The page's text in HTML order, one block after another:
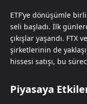
ETF’ye dönüşümle
seli başladı. İlk
çıkışlar yaşandı.
şirketlerinin de
hissesi satışı, bu
Piyasaya